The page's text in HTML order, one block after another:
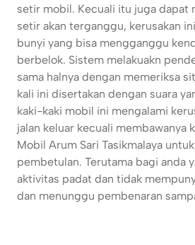
setir mobil. Kecuali itu juga dapat
setir akan terganggu, kerusakan
bunyi yang bisa mengganggu
berbelok. Sistem melakuakn
sama halnya dengan memeriksa
kali ini disertakan dengan suara
kaki-kaki mobil ini mengalami
jalan keluar kecuali membawanya
Mobil Arum Sari Tasikmalaya
pembetulan. Terutama bagi anda
aktivitas padat dan tidak
dan menunggu pembenaran